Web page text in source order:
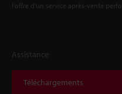
l'offre d'un service après-vente
Assistance
Téléchargements